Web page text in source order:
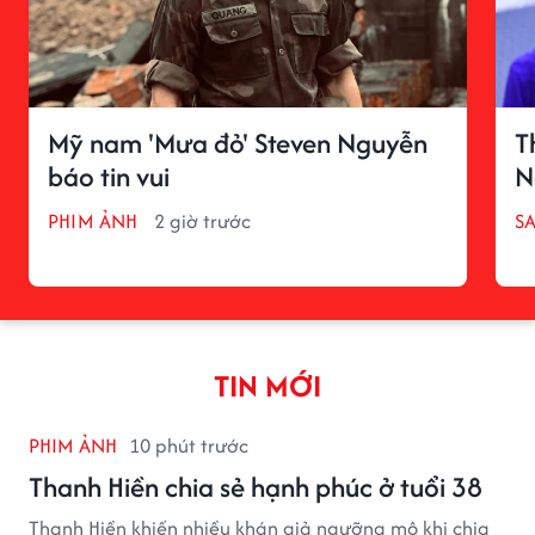
Mỹ nam 'Mưa đỏ' Steven Nguyễn
báo tin vui
PHIM ẢNH 2 giờ trước
TIN MỚI
PHIM ẢNH 10 phút trước
Thanh Hiền chia sẻ hạnh phúc ở tuổi 38
Thanh Hiền khiến nhiều khán giả ngưỡng mộ khi chia